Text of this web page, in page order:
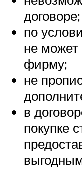
договоре;
по
не может
фирму;
не
в
покупке